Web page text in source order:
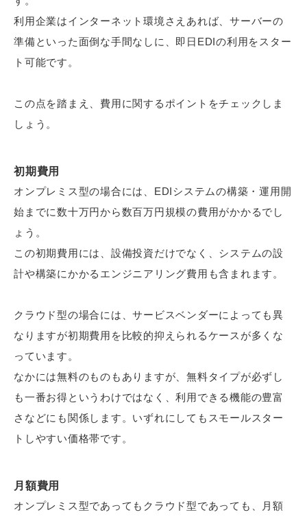
利用企業はインターネット環境さえあれば、サーバーの
準備といった面倒な手間なしに、即日EDIの利用をスター
ト可能です。
この点を踏まえ、費用に関するポイントをチェックしま
しょう。
初期費用
オンプレミス型の場合には、EDIシステムの構築・運用開
始までに数十万円から数百万円規模の費用がかかるでし
ょう。
この初期費用には、設備投資だけでなく、システムの設
計や構築にかかるエンジニアリング費用も含まれます。
クラウド型の場合には、サービスベンダーによっても異
なりますが初期費用を比較的抑えられるケースが多くな
っています。
なかには無料のものもありますが、無料タイプが必ずし
も一番お得というわけではなく、利用できる機能の豊富
さなどにも関係します。いずれにしてもスモールスター
トしやすい価格帯です。
月額費用
オンプレミス型であってもクラウド型であっても、月額